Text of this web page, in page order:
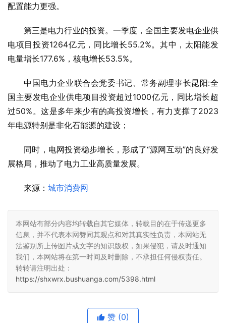
配置能力更强。
第三是电力行业的投资。一季度，全国主要发电企业供
电项目投资1264亿元，同比增长55.2%。其中，太阳能发
电量增长177.6%，核电增长53.5%。
中国电力企业联合会党委书记、常务副理事长昆阳:全
国主要发电企业供电项目投资超过1000亿元，同比增长超
过50%。这是多年来少有的高投资增长，有力支撑了2023
年电源特别是非化石能源的建设；
同时，电网投资稳步增长，形成了“源网互动”的良好发
展格局，推动了电力工业高质量发展。
来源： 城市消费网
本网站有部分内容均转载自其它媒体，转载目的在于传递更多
信息，并不代表本网赞同其观点和对其真实性负责，本网站无
法鉴别所上传图片或文字的知识版权，如果侵犯，请及时通知
我们，本网站将在第一时间及时删除，不承担任何侵权责任。
转转请注明出处：
https://shxwrx.bushuanga.com/5398.html
赞 (0)